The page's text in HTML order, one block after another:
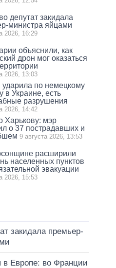
депутат закидала
министра яйцами
2026, 16:29
объяснили, как
дрон мог оказаться
2026, 13:03
ударила по немецкому
в Украине, есть
разрушения
2026, 14:42
Харькову: мэр
о 37 пострадавших и
9 августа 2026, 13:53
расширили
населенных пунктов
эвакуации
2026, 15:53
закидала премьер-
Европе: во Франции